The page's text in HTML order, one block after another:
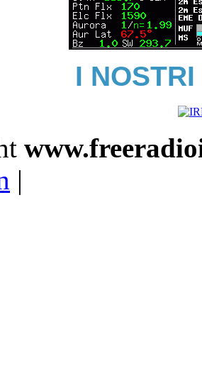
I
|